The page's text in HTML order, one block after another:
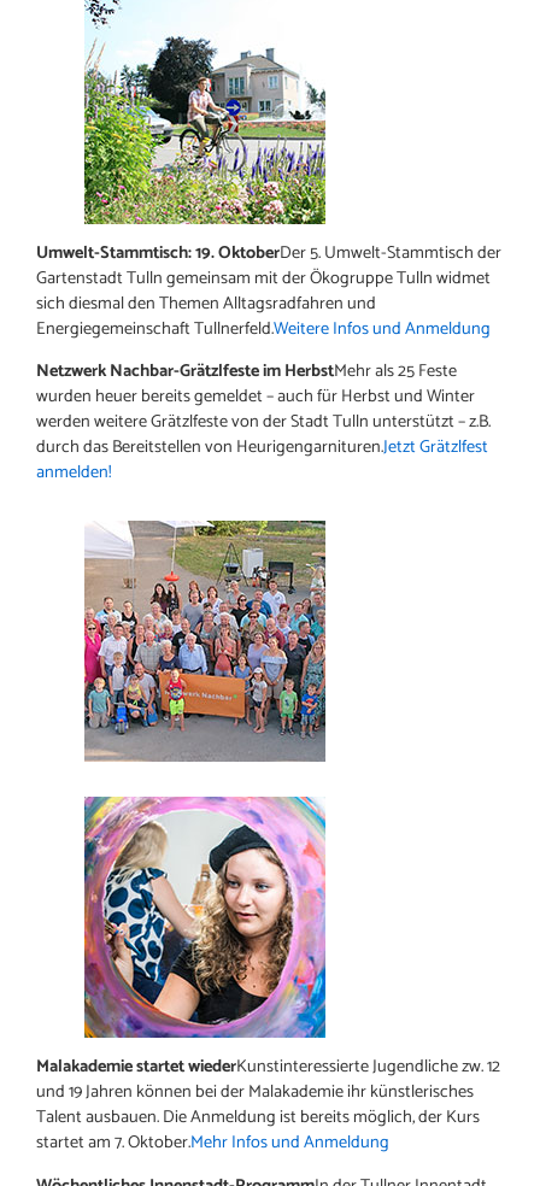
Umwelt-Stammtisch: 19. OktoberDer 5. Umwelt-Stammtisch der
Gartenstadt Tulln gemeinsam mit der Ökogruppe Tulln widmet
sich diesmal den Themen Alltagsradfahren und
Energiegemeinschaft Tullnerfeld.Weitere Infos und Anmeldung
Netzwerk Nachbar-Grätzlfeste im HerbstMehr als 25 Feste
wurden heuer bereits gemeldet – auch für Herbst und Winter
werden weitere Grätzlfeste von der Stadt Tulln unterstützt – z.B.
durch das Bereitstellen von Heurigengarnituren.Jetzt Grätzlfest
anmelden!
Malakademie startet wiederKunstinteressierte Jugendliche zw. 12
und 19 Jahren können bei der Malakademie ihr künstlerisches
Talent ausbauen. Die Anmeldung ist bereits möglich, der Kurs
startet am 7. Oktober.Mehr Infos und Anmeldung